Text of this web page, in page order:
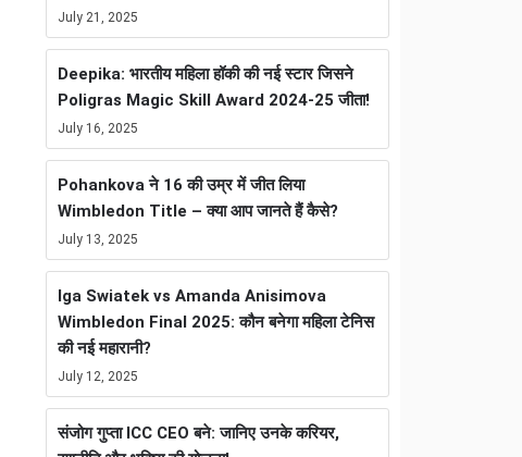
July 21, 2025
Deepika: भारतीय महिला हॉकी की नई स्टार जिसने
Poligras Magic Skill Award 2024-25 जीता!
July 16, 2025
Pohankova ने 16 की उम्र में जीत लिया
Wimbledon Title – क्या आप जानते हैं कैसे?
July 13, 2025
Iga Swiatek vs Amanda Anisimova
Wimbledon Final 2025: कौन बनेगा महिला टेनिस
की नई महारानी?
July 12, 2025
संजोग गुप्ता ICC CEO बने: जानिए उनके करियर,